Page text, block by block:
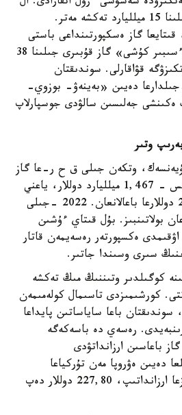
وتكىزۋ قۋاتى ءالسىز - جىلىنا 15 ميلليارد تەكشە مەتر.
قىتايعا گاز ەسكپورتىنداعى باستى
باسەكەلەس رەسەيدىڭ «ءسىبىر كۇشى» گاز قۇبىرى جىلىنا 38
قۋاقارلى. سوندىقتان
2026-2027 -جىلدارعا دەيىن «بەينەۋ- بوزوي-
جەلىسىن سالۋدى جوسپارلاپ
وتىر
وتكەن جىلى ق ح ر-عا گاز
ەكسپورتىنان تۇسكەن تابىس - 1,467 ميلليارد دوللار، ياعني
مىڭ تەكشە مەترى 250,43 دوللارعا باعالانعان. 2022 -جىلى
بولاتىنبىز. بۇل قىتاي ءۇشىن
ەكسپورتەر رەسەيمەن قاتار
سىرى وسىندا جاتىر.
كوگىلدىر وتىننىڭ مىڭ تەكشە
ساتتى. كورشىمىزدى تاسىمال كولەمىمەن
باعا ساياساتىن پايداعا
رەسەي دە باسەكەگە
باعاسىن ارزانداتۋدى
2027 -جىلعا دەيىن ەۋروپا مەن تۇركياعا
ۇسىناتىن باعادان 28 پايىزعا ارزانداتىپ، 227,80 دوللار دەپ